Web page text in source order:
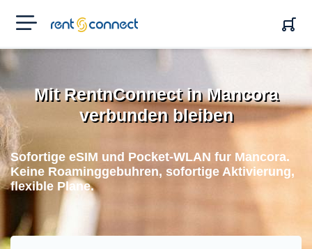
RENT'N
CONNECT
Mit RentnConnect in Mancora
verbunden bleiben
Sofortige eSIM und Pocket-WLAN fur Mancora.
Keine Roaminggebuhren, sofortige Aktivierung,
flexible Plane.